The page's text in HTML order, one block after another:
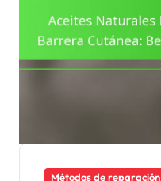
Métodos de